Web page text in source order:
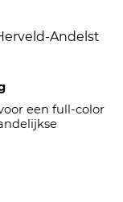
Andelst
een full-color